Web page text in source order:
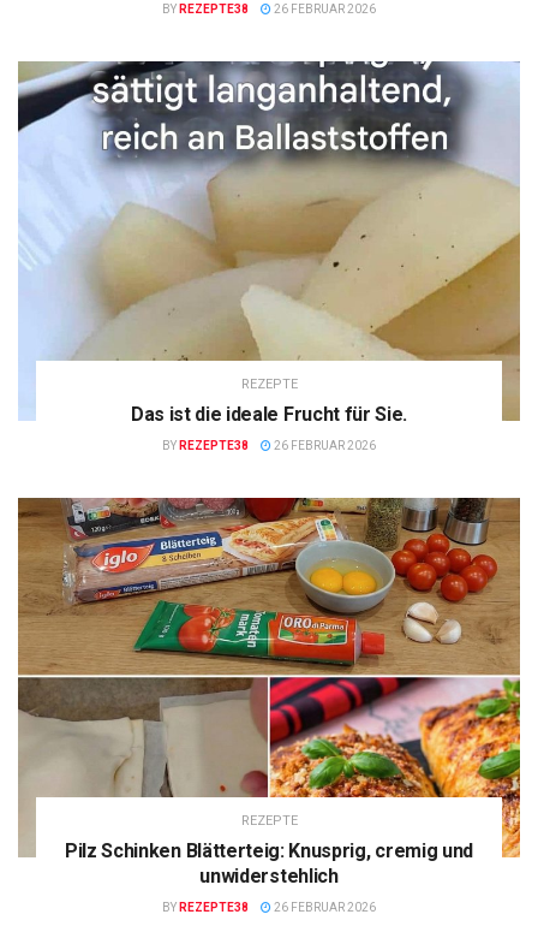
BY REZEPTE38 26 FEBRUAR 2026
REZEPTE
Das ist die ideale Frucht für Sie.
BY REZEPTE38 26 FEBRUAR 2026
REZEPTE
Pilz Schinken Blätterteig: Knusprig, cremig und
unwiderstehlich
BY REZEPTE38 26 FEBRUAR 2026